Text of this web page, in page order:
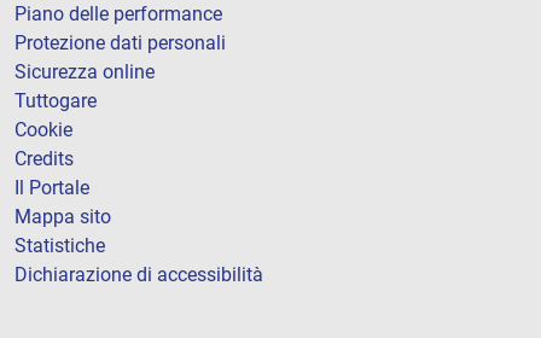
Piano delle performance
Protezione dati personali
Sicurezza online
Tuttogare
Cookie
Credits
Il Portale
Mappa sito
Statistiche
Dichiarazione di accessibilità